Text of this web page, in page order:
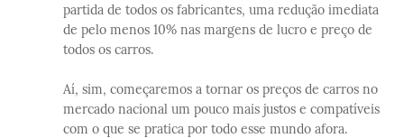
partida de todos os fabricantes, uma redução imediata
de pelo menos 10% nas margens de lucro e preço de
todos os carros.
Aí, sim, começaremos a tornar os preços de carros no
mercado nacional um pouco mais justos e compatíveis
com o que se pratica por todo esse mundo afora.